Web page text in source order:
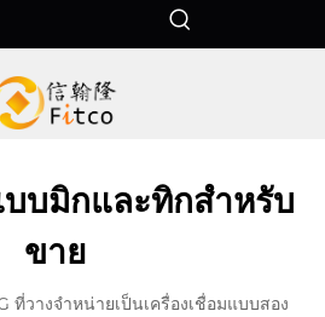
บบมิกและทิกสำหรับ
ขาย
ที่วางจำหน่ายเป็นเครื่องเชื่อมแบบสอง